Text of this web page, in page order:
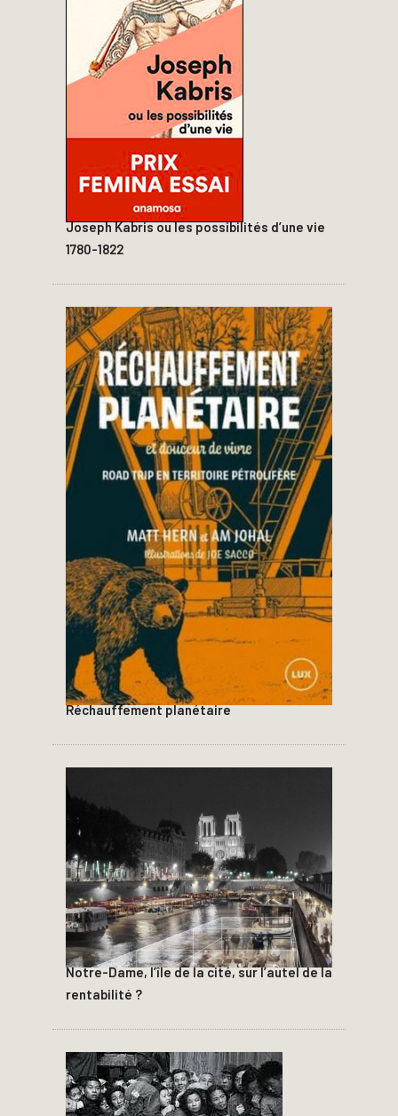
Joseph Kabris ou les possibilités d’une vie
1780-1822
Réchauffement planétaire
Notre-Dame, l’île de la cité, sur l’autel de la
rentabilité ?